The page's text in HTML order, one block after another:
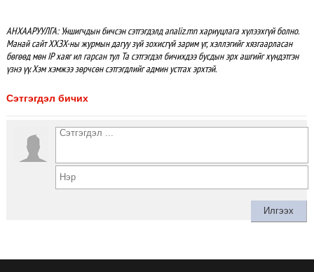
АНХААРУУЛГА: Уншигчдын бичсэн сэтгэгдэлд analiz.mn хариуцлага хүлээхгүй болно.
Манай сайт ХХЗХ-ны журмын дагуу зүй зохисгүй зарим үг, хэллэгийг хязгаарласан
бөгөөд мөн IP хаяг ил гарсан тул Та сэтгэгдэл бичихдээ бусдын эрх ашгийг хүндэтгэн
үзнэ үү. Хэм хэмжээ зөрчсөн сэтгэгдлийг админ устгах эрхтэй.
Сэтгэгдэл бичих